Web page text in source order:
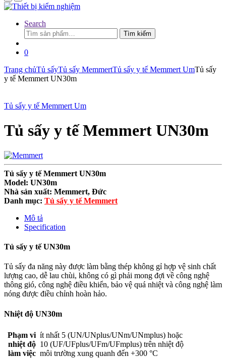
Search
Tìm
kiếm:
Tìm kiếm
0
Trang chủTủ sấyTủ sấy MemmertTủ sấy y tế Memmert UmTủ sấy
y tế Memmert UN30m
Tủ sấy y tế Memmert Um
Tủ sấy y tế Memmert UN30m
Tủ sấy y tế Memmert UN30m
Model: UN30m
Nhà sản xuất: Memmert, Đức
Danh mục: Tủ sấy y tế Memmert
Mô tả
Specification
Tủ sấy y tế UN30m
Tủ sấy đa năng này được làm bằng thép không gỉ hợp vệ sinh chất
lượng cao, dễ lau chùi, không có gì phải mong đợi về công nghệ
thông gió, công nghệ điều khiển, bảo vệ quá nhiệt và công nghệ làm
nóng được điều chỉnh hoàn hảo.
Nhiệt độ UN30m
Phạm vi
nhiệt độ
làm việc
ít nhất 5 (UN/UNplus/UNm/UNmplus) hoặc
10 (UF/UFplus/UFm/UFmplus) trên nhiệt độ
môi trường xung quanh đến +300 °C